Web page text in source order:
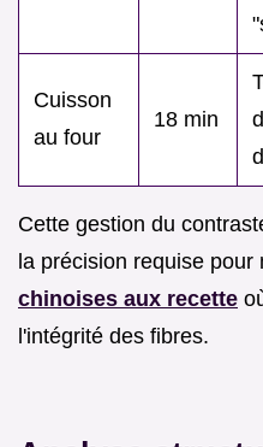
Cuisson
au four
18 min
Cette gestion du
la précision requise pour
chinoises aux recette
l'intégrité des fibres.